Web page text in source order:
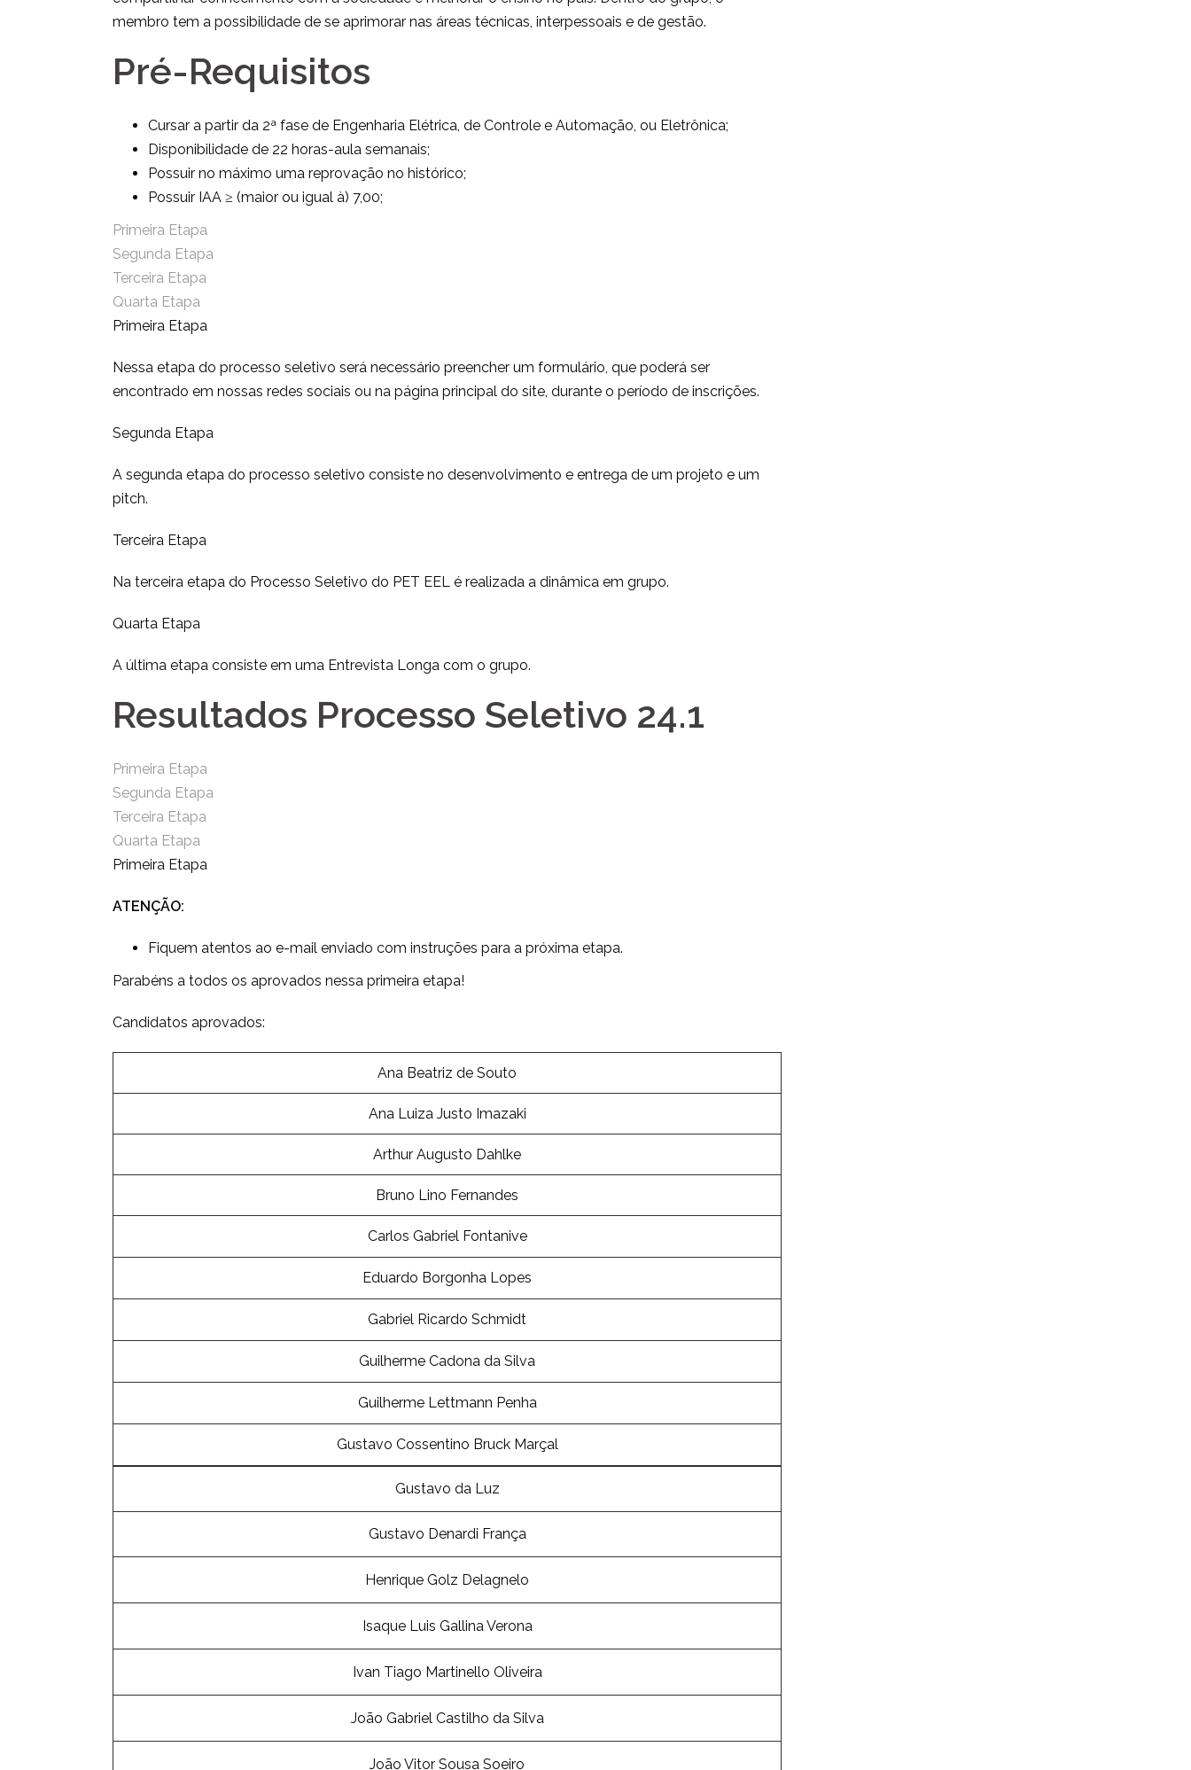
membro tem a possibilidade de se aprimorar nas áreas técnicas, interpessoais e de gestão.
Pré-Requisitos
Cursar a partir da 2ª fase de Engenharia Elétrica, de Controle e Automação, ou Eletrônica;
Disponibilidade de 22 horas-aula semanais;
Possuir no máximo uma reprovação no histórico;
Possuir IAA ≥ (maior ou igual à) 7,00;
Primeira Etapa
Segunda Etapa
Terceira Etapa
Quarta Etapa
Primeira Etapa
Nessa etapa do processo seletivo será necessário preencher um formulário, que poderá ser
encontrado em nossas redes sociais ou na página principal do site, durante o período de inscrições.
Segunda Etapa
A segunda etapa do processo seletivo consiste no desenvolvimento e entrega de um projeto e um
pitch.
Terceira Etapa
Na terceira etapa do Processo Seletivo do PET EEL é realizada a dinâmica em grupo.
Quarta Etapa
A última etapa consiste em uma Entrevista Longa com o grupo.
Resultados Processo Seletivo 24.1
Primeira Etapa
Segunda Etapa
Terceira Etapa
Quarta Etapa
Primeira Etapa
ATENÇÃO:
Fiquem atentos ao e-mail enviado com instruções para a próxima etapa.
Parabéns a todos os aprovados nessa primeira etapa!
Candidatos aprovados:
Ana Beatriz de Souto
Ana Luiza Justo Imazaki
Arthur Augusto Dahlke
Bruno Lino Fernandes
Carlos Gabriel Fontanive
Eduardo Borgonha Lopes
Gabriel Ricardo Schmidt
Guilherme Cadona da Silva
Guilherme Lettmann Penha
Gustavo Cossentino Bruck Marçal
Gustavo da Luz
Gustavo Denardi França
Henrique Golz Delagnelo
Isaque Luis Gallina Verona
Ivan Tiago Martinello Oliveira
João Gabriel Castilho da Silva
João Vitor Sousa Soeiro